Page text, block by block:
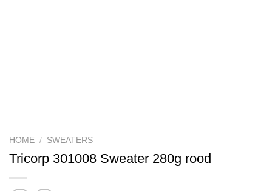
HOME / SWEATERS
Tricorp 301008 Sweater 280g rood